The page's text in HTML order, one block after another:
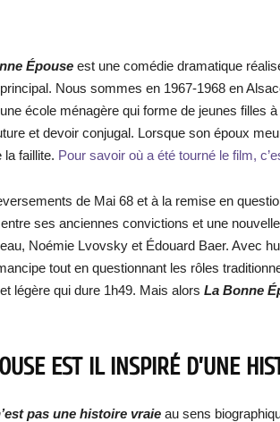
Épouse est une comédie dramatique
Nous sommes en 1967-1968 en
école ménagère qui forme de jeunes filles
et devoir conjugal. Lorsque son époux
la faillite. Pour savoir où a été tourné le film,
de Mai 68 et à la remise en
ses anciennes convictions et une
Noémie Lvovsky et Édouard Baer. Avec
tout en questionnant les rôles
légère qui dure 1h49. Mais alors La Bonne
EST IL INSPIRÉ D’UNE
pas une histoire vraie au sens